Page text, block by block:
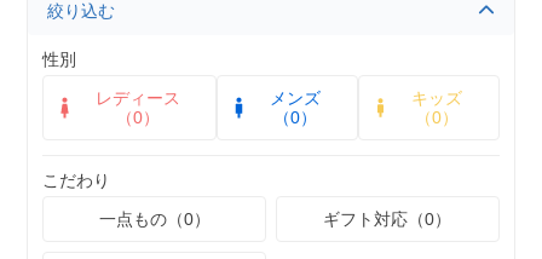
絞り込む
性別
レディース
（0）
メンズ
（0）
キッズ
（0）
こだわり
一点もの（0）
ギフト対応（0）